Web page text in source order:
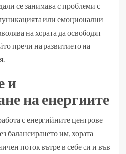
се занимава с проблеми с
или емоционални
на хората да освободят
пречи на развитието на
и
на енергиите
с енергийните центрове
балансирането им, хората
поток вътре в себе си и във